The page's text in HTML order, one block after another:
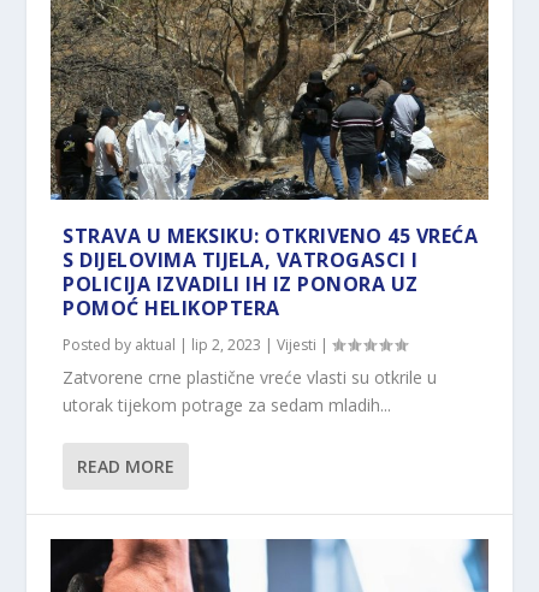
STRAVA U MEKSIKU: OTKRIVENO 45 VREĆA
S DIJELOVIMA TIJELA, VATROGASCI I
POLICIJA IZVADILI IH IZ PONORA UZ
POMOĆ HELIKOPTERA
Posted by aktual | lip 2, 2023 |Vijesti |
Zatvorene crne plastične vreće vlasti su otkrile u
utorak tijekom potrage za sedam mladih...
READ MORE